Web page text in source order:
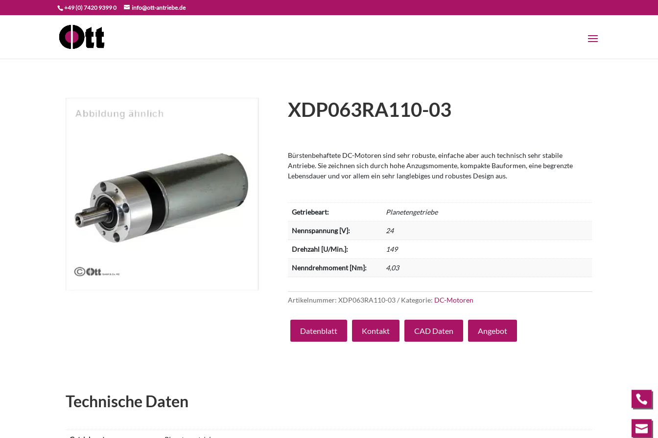
+49 (0) 7420 9399 0 info@ott-antriebe.de
XDP063RA110-03
Bürstenbehaftete DC-Motoren sind sehr robuste, einfache aber auch technisch sehr stabile
Antriebe. Sie zeichnen sich durch hohe Anzugsmomente, kompakte Bauformen, eine begrenzte
Lebensdauer und vor allem ein sehr langlebiges und robustes Design aus.
Getriebeart: Planetengetriebe
Nennspannung [V]: 24
Drehzahl [U/Min.]: 149
Nenndrehmoment [Nm]: 4,03
Artikelnummer:XDP063RA110-03 Kategorie: DC-Motoren
Datenblatt Kontakt CAD Daten Angebot
Technische Daten 
